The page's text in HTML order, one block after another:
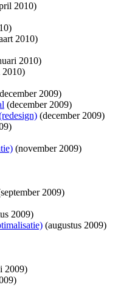
2010)
2010)
2010)
2010)
2009)
(december 2009)
(december 2009)
(november 2009)
2009)
2009)
(augustus 2009)
2009)